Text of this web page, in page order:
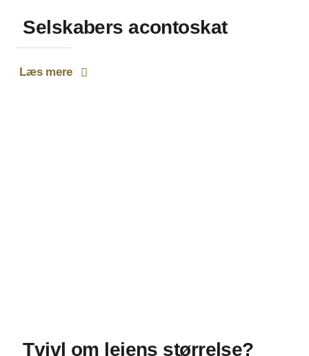
Selskabers acontoskat
Læs mere
Tvivl om lejens størrelse?